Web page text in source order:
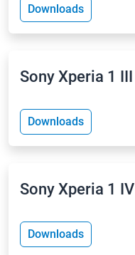
Downloads
Sony Xperia 1 III
Downloads
Sony Xperia 1 IV
Downloads